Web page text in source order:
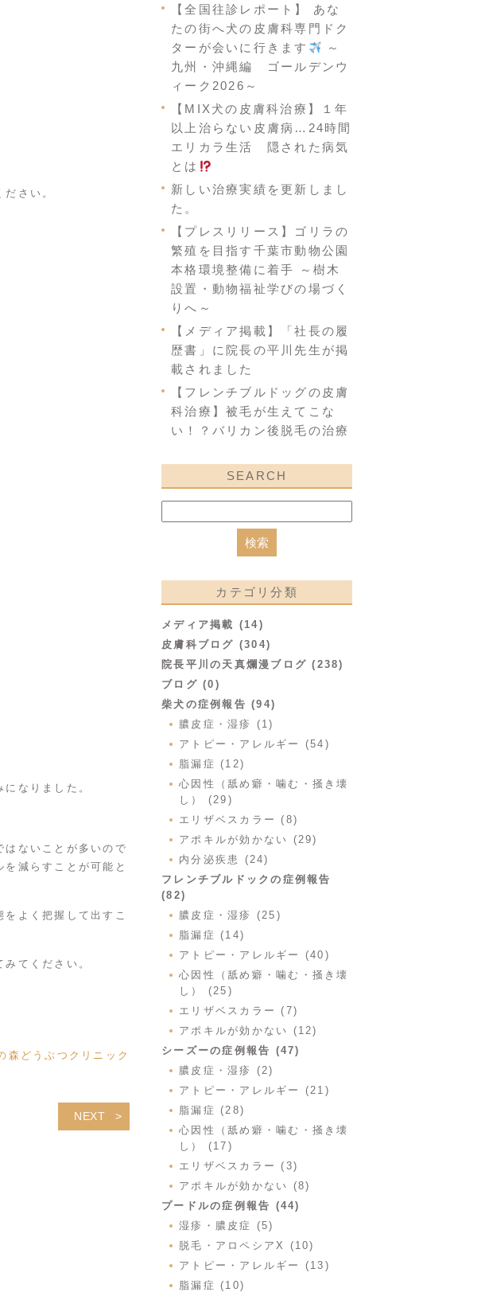
さい。
なりました。
はないことが多いので
減らすことが可能と
よく把握して出すこ
てください。
森どうぶつクリニック
NEXT
【全国往診レポート】 あな
たの街へ犬の皮膚科専門ドク
ターが会いに行きます
～
九州・沖縄編 ゴールデンウ
ィーク2026～
【MIX犬の皮膚科治療】１年
以上治らない皮膚病…24時間
エリカラ生活 隠された病気
とは
新しい治療実績を更新しまし
た。
【プレスリリース】ゴリラの
繁殖を目指す千葉市動物公園
本格環境整備に着手 ～樹木
設置・動物福祉学びの場づく
りへ～
【メディア掲載】「社長の履
歴書」に院長の平川先生が掲
載されました
【フレンチブルドッグの皮膚
科治療】被毛が生えてこな
い！？バリカン後脱毛の治療
SEARCH
カテゴリ分類
メディア掲載 (14)
皮膚科ブログ (304)
院長平川の天真爛漫ブログ (238)
ブログ (0)
柴犬の症例報告 (94)
膿皮症・湿疹 (1)
アトピー・アレルギー (54)
脂漏症 (12)
心因性（舐め癖・噛む・掻き壊
し） (29)
エリザベスカラー (8)
アポキルが効かない (29)
内分泌疾患 (24)
フレンチブルドックの症例報告
(82)
膿皮症・湿疹 (25)
脂漏症 (14)
アトピー・アレルギー (40)
心因性（舐め癖・噛む・掻き壊
し） (25)
エリザベスカラー (7)
アポキルが効かない (12)
シーズーの症例報告 (47)
膿皮症・湿疹 (2)
アトピー・アレルギー (21)
脂漏症 (28)
心因性（舐め癖・噛む・掻き壊
し） (17)
エリザベスカラー (3)
アポキルが効かない (8)
プードルの症例報告 (44)
湿疹・膿皮症 (5)
脱毛・アロペシアX (10)
アトピー・アレルギー (13)
脂漏症 (10)